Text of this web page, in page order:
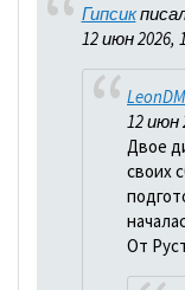
Гипсик
12 июн 2026,
LeonDM
12 июн
Двое
своих
От